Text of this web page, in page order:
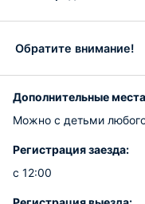
Обратите внимание!
Дополнительные
Можно с детьми
Регистрация заезда:
с 12:00